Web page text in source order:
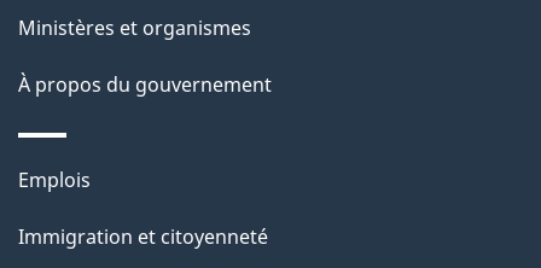
p
a
Ministères et organismes
À propos du gouvernement
Thèmes
sujets
Emplois
Immigration et citoyenneté